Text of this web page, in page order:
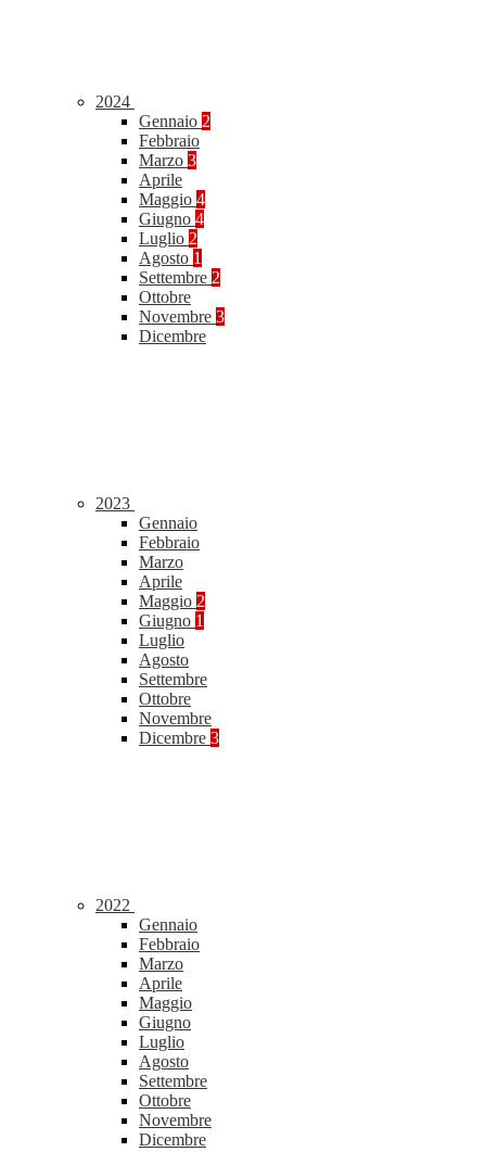
2024
Gennaio 2
Febbraio
Marzo 3
Aprile
Maggio 4
Giugno 4
Luglio 2
Agosto 1
Settembre 2
Ottobre
Novembre 3
Dicembre
2023
Gennaio
Febbraio
Marzo
Aprile
Maggio 2
Giugno 1
Luglio
Agosto
Settembre
Ottobre
Novembre
Dicembre 3
2022
Gennaio
Febbraio
Marzo
Aprile
Maggio
Giugno
Luglio
Agosto
Settembre
Ottobre
Novembre
Dicembre